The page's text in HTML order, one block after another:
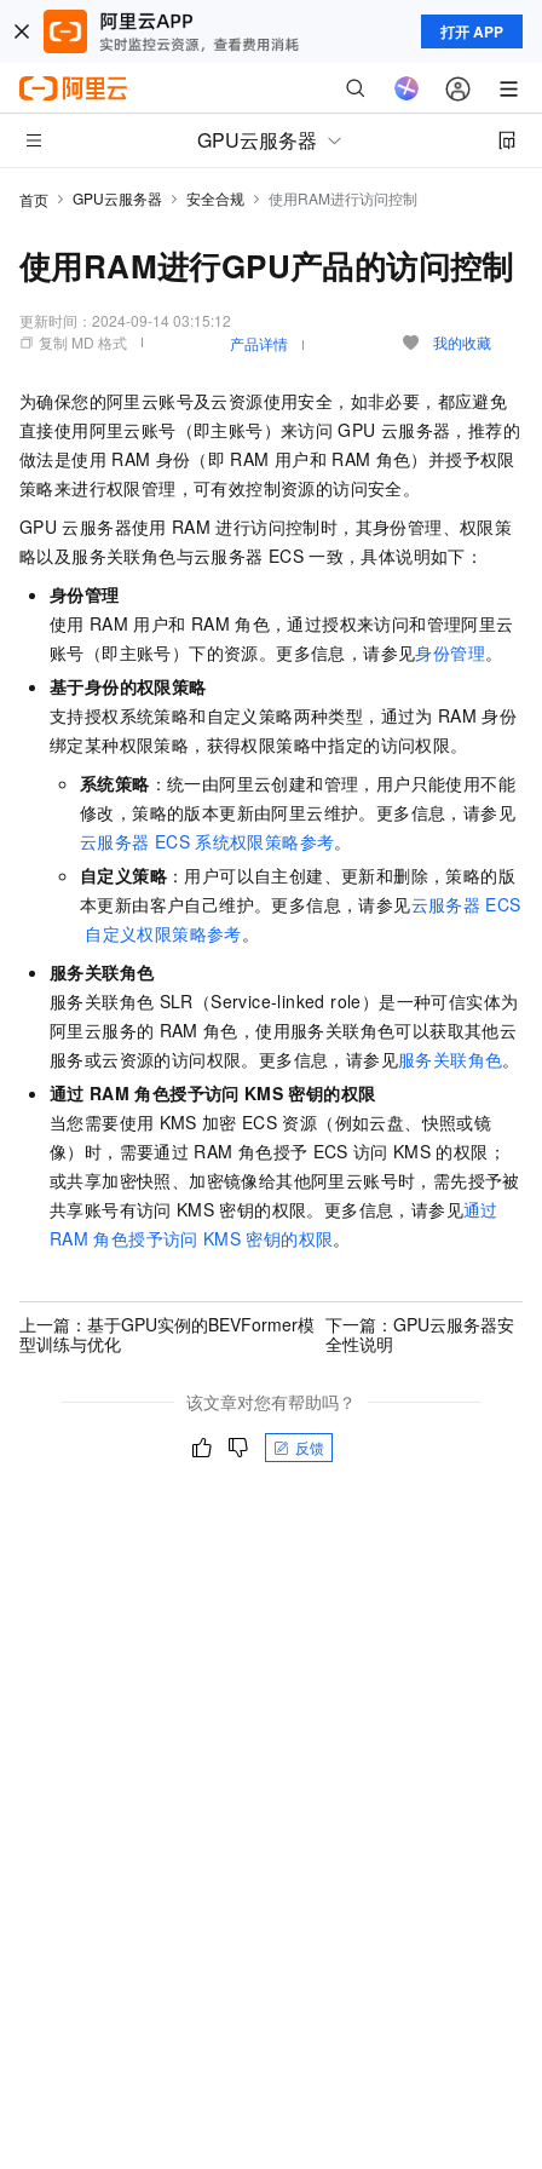
打开 APP
GPU云服务器
首页 GPU云服务器 安全合规 使用RAM进行访问控制
使用RAM进行GPU产品的访问控制
更新时间： 2024-09-14 03:15:12
复制 MD 格式
产品详情 我的收藏
为确保您的阿里云账号及云资源使用安全，如非必要，都应避免
直接使用阿里云账号（即主账号）来访问 GPU 云服务器，推荐的
做法是使用 RAM 身份（即 RAM 用户和 RAM 角色）并授予权限
策略来进行权限管理，可有效控制资源的访问安全。
GPU 云服务器使用 RAM 进行访问控制时，其身份管理、权限策
略以及服务关联角色与云服务器 ECS 一致，具体说明如下：
身份管理
使用 RAM 用户和 RAM 角色，通过授权来访问和管理阿里云
账号（即主账号）下的资源。更多信息，请参见身份管理。
基于身份的权限策略
支持授权系统策略和自定义策略两种类型，通过为 RAM 身份
绑定某种权限策略，获得权限策略中指定的访问权限。
系统策略 ：统一由阿里云创建和管理，用户只能使用不能
修改，策略的版本更新由阿里云维护。更多信息，请参见
云服务器 ECS 系统权限策略参考。
自定义策略 ：用户可以自主创建、更新和删除，策略的版
本更新由客户自己维护。更多信息，请参见云服务器 ECS
自定义权限策略参考。
服务关联角色
服务关联角色 SLR（Service-linked role）是一种可信实体为
阿里云服务的 RAM 角色，使用服务关联角色可以获取其他云
服务或云资源的访问权限。更多信息，请参见服务关联角色。
通过 RAM 角色授予访问 KMS 密钥的权限
当您需要使用 KMS 加密 ECS 资源（例如云盘、快照或镜
像）时，需要通过 RAM 角色授予 ECS 访问 KMS 的权限；
或共享加密快照、加密镜像给其他阿里云账号时，需先授予被
共享账号有访问 KMS 密钥的权限。更多信息，请参见通过
RAM 角色授予访问 KMS 密钥的权限。
上一篇： 基于GPU实例的BEVFormer模
型训练与优化
下一篇： GPU云服务器安
全性说明
该文章对您有帮助吗？
反馈